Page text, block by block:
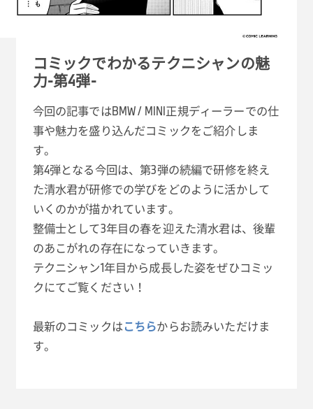
コミックでわかるテクニシャンの魅
力-第4弾-
今回の記事ではBMW / MINI正規ディーラーでの仕
事や魅力を盛り込んだコミックをご紹介しま
す。
第4弾となる今回は、第3弾の続編で研修を終え
た清水君が研修での学びをどのように活かして
いくのかが描かれています。
整備士として3年目の春を迎えた清水君は、後輩
のあこがれの存在になっていきます。
テクニシャン1年目から成長した姿をぜひコミッ
クにてご覧ください！
最新のコミックはこちらからお読みいただけま
す。